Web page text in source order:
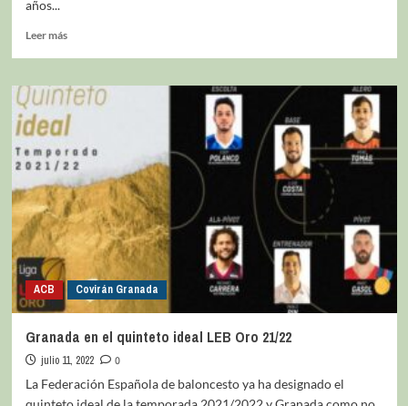
años...
Leer más
ACB Covirán Granada
Granada en el quinteto ideal LEB Oro 21/22
julio 11, 2022
0
La Federación Española de baloncesto ya ha designado el